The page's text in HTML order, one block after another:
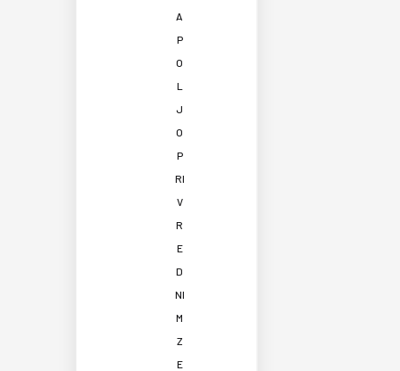
A
P
O
L
J
O
P
RI
V
R
E
D
NI
M
Z
E